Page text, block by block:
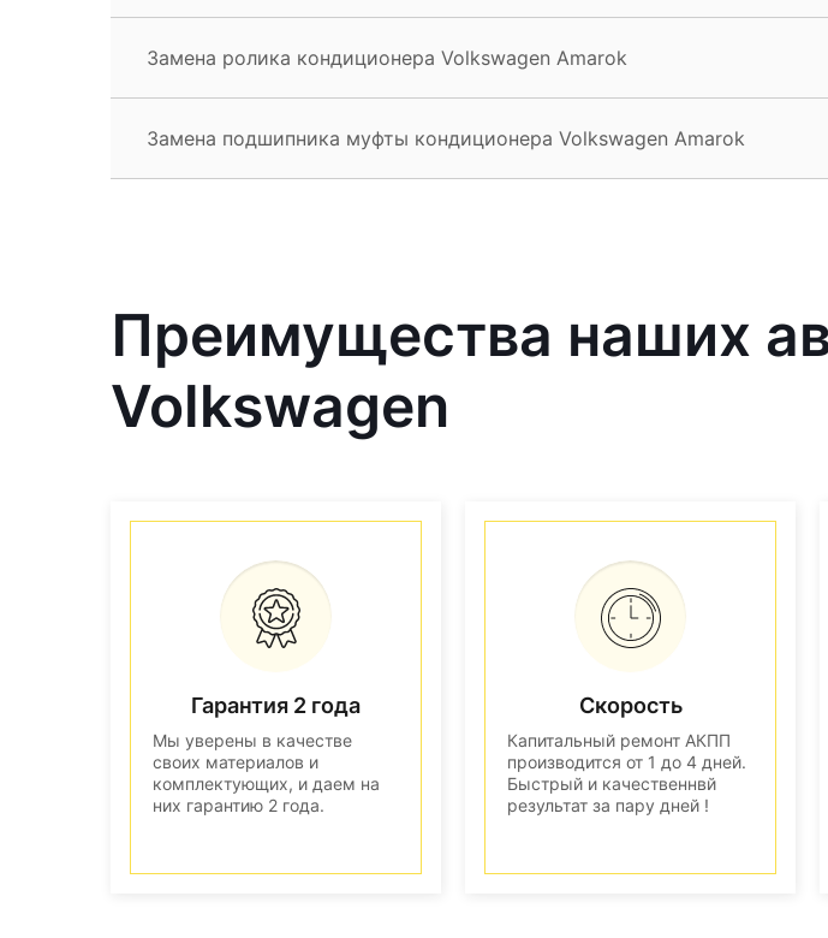
Замена ролика кондиционера Volkswagen Amarok
Замена подшипника муфты кондиционера Volkswagen Amarok
Преимущества наших
Volkswagen
Гарантия 2 года
Мы уверены в качестве
своих материалов и
комплектующих, и даем на
них гарантию 2 года.
Скорость
Капитальный ремонт АКПП
производится от 1 до 4 дней.
Быстрый и качественнвй
результат за пару дней !